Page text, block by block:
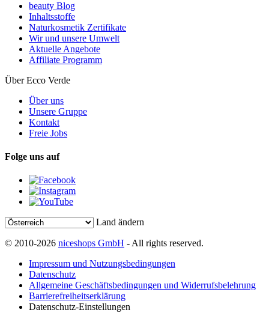
beauty Blog
Inhaltsstoffe
Naturkosmetik Zertifikate
Wir und unsere Umwelt
Aktuelle Angebote
Affiliate Programm
Über Ecco Verde
Über uns
Unsere Gruppe
Kontakt
Freie Jobs
Folge uns auf
Land ändern
© 2010-2026 niceshops GmbH - All rights reserved.
Impressum und Nutzungsbedingungen
Datenschutz
Allgemeine Geschäftsbedingungen und Widerrufsbelehrung
Barrierefreiheitserklärung
Datenschutz-Einstellungen